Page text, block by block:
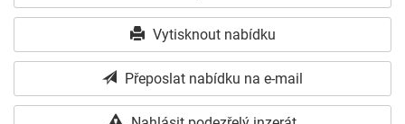
Vytisknout nabídku
Přeposlat nabídku na e-mail